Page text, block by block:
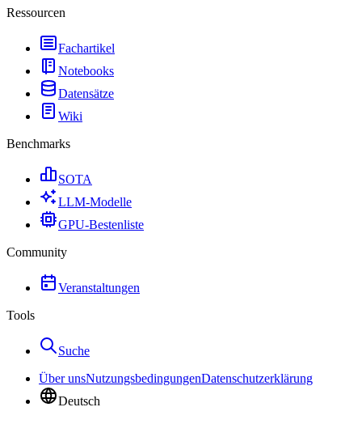
Ressourcen
Fachartikel
Notebooks
Datensätze
Wiki
Benchmarks
SOTA
LLM-Modelle
GPU-Bestenliste
Community
Veranstaltungen
Tools
Suche
Über unsNutzungsbedingungenDatenschutzerklärung
Deutsch